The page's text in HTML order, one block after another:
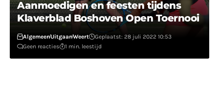
Aanmoedigen en feesten tijdens
Klaverblad Boshoven Open Toernooi
AlgemeenUitgaanWeert
Geplaatst: 28 juli 2022 10:53
Geen reacties
1 min. leestijd